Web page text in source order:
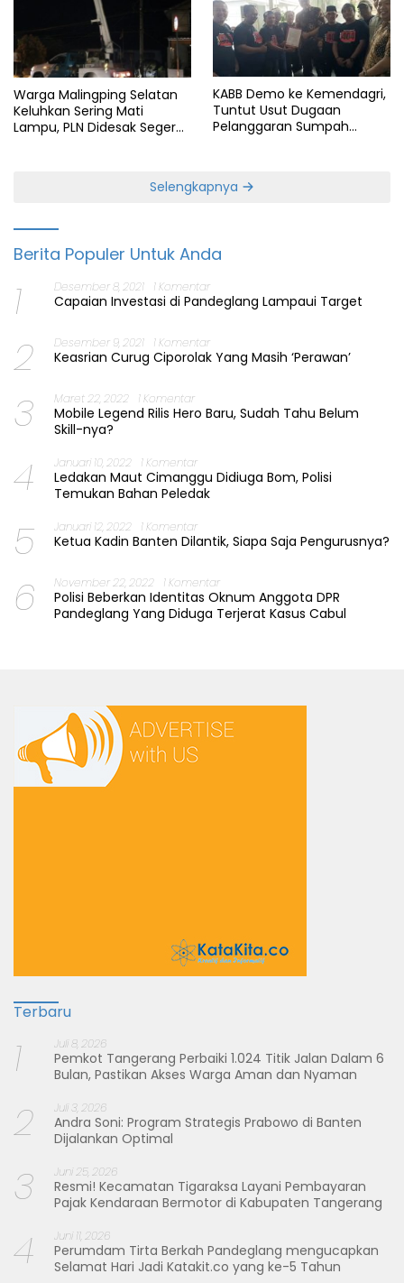
Warga Malingping Selatan
Keluhkan Sering Mati
Lampu, PLN Didesak Segera
KABB Demo ke Kemendagri,
Tuntut Usut Dugaan
Pelanggaran Sumpah
Selengkapnya
Berita Populer Untuk Anda
1 Desember 8, 2021 1 Komentar
Capaian Investasi di Pandeglang Lampaui Target
2 Desember 9, 2021 1 Komentar
Keasrian Curug Ciporolak Yang Masih ‘Perawan’
3 Maret 22, 2022 1 Komentar
Mobile Legend Rilis Hero Baru, Sudah Tahu Belum
Skill-nya?
4 Januari 10, 2022 1 Komentar
Ledakan Maut Cimanggu Didiuga Bom, Polisi
Temukan Bahan Peledak
5 Januari 12, 2022 1 Komentar
Ketua Kadin Banten Dilantik, Siapa Saja Pengurusnya?
6 November 22, 2022 1 Komentar
Polisi Beberkan Identitas Oknum Anggota DPR
Pandeglang Yang Diduga Terjerat Kasus Cabul
Terbaru
1 Juli 8, 2026
Pemkot Tangerang Perbaiki 1.024 Titik Jalan Dalam 6
Bulan, Pastikan Akses Warga Aman dan Nyaman
2 Juli 3, 2026
Andra Soni: Program Strategis Prabowo di Banten
Dijalankan Optimal
3 Juni 25, 2026
Resmi! Kecamatan Tigaraksa Layani Pembayaran
Pajak Kendaraan Bermotor di Kabupaten Tangerang
4 Juni 11, 2026
Perumdam Tirta Berkah Pandeglang mengucapkan
Selamat Hari Jadi Katakit.co yang ke-5 Tahun